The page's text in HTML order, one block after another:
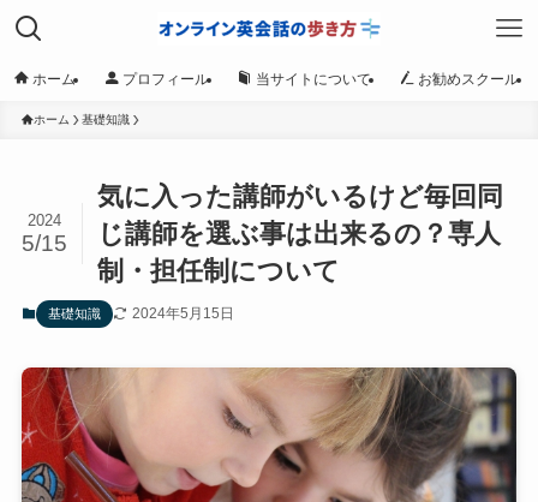
ホーム プロフィール 当サイトについて お勧めスクール
ホーム 基礎知識
気に入った講師がいるけど毎回同
じ講師を選ぶ事は出来るの？専人
制・担任制について
2024
5/15
基礎知識 2024年5月15日